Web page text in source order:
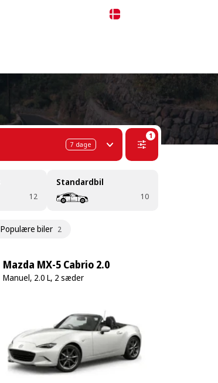
7 dage
1
12
Standardbil
10
Populære biler 2
Mazda MX-5 Cabrio 2.0
Manuel, 2.0 L, 2 sæder